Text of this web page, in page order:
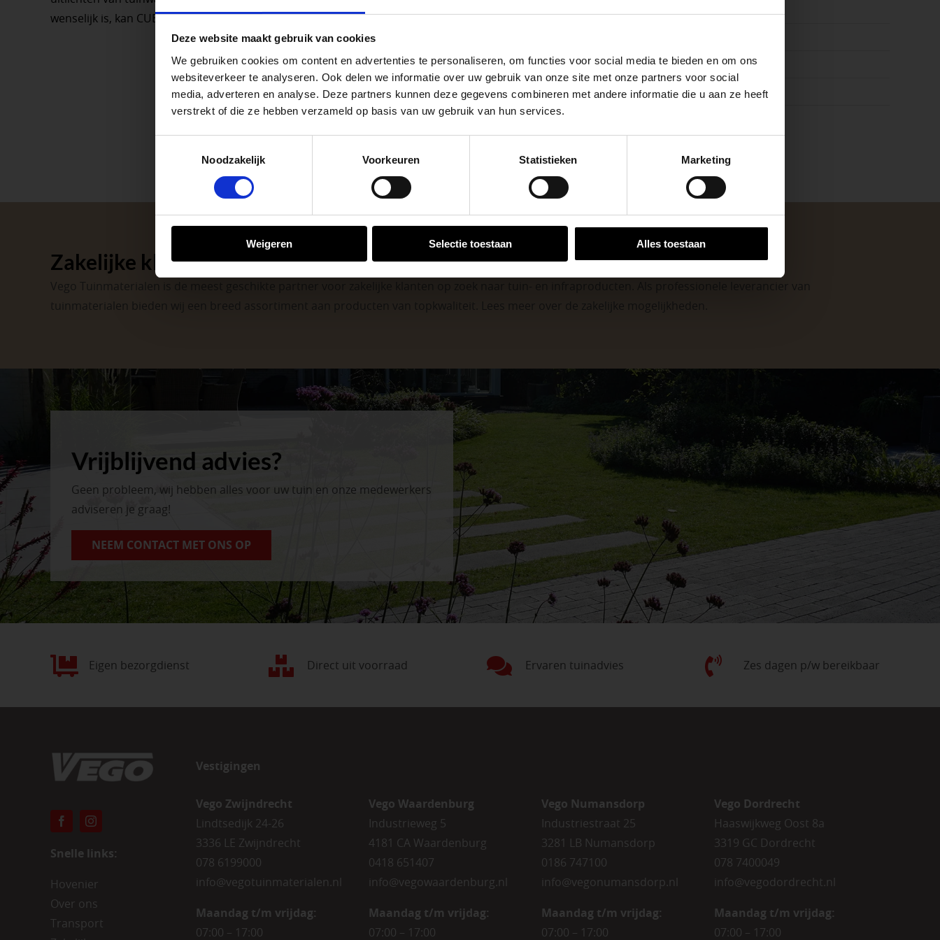
Deze website maakt gebruik van cookies
We gebruiken cookies om content en advertenties te personaliseren, om functies voor social media te bieden en om ons
websiteverkeer te analyseren. Ook delen we informatie over uw gebruik van onze site met onze partners voor social
media, adverteren en analyse. Deze partners kunnen deze gegevens combineren met andere informatie die u aan ze heeft
verstrekt of die ze hebben verzameld op basis van uw gebruik van hun services.
Noodzakelijk
Voorkeuren Statistieken Marketing
Weigeren Selectie toestaan Alles toestaan
wenselijk is, kan CUBID toegepast worden.
Stuks per eenheid 1
Kleuren – White
Eenheid
Zakelijke klant worden
Vego Tuinmaterialen is de meest geschikte partner voor zakelijke klanten op zoek naar tuin- en infraproducten. Als professionele leverancier van
tuinmaterialen bieden wij een breed assortiment aan producten van topkwaliteit. Lees meer over de
Vrijblijvend advies?
Geen probleem, wij hebben alles voor uw tuin en onze medewerkers
adviseren je graag!
NEEM CONTACT MET ONS OP
Eigen bezorgdienst Direct uit voorraad Ervaren tuinadvies Zes dagen p/w bereikbaar
Snelle links:
Hovenier
Over ons
Transport
Vestigingen
Vego Zwijndrecht
Lindtsedijk 24-26
3336 LE Zwijndrecht
078 6199000
info@vegotuinmaterialen.nl
Maandag t/m vrijdag:
07:00 – 17:00
Vego Waardenburg
Industrieweg 5
4181 CA Waardenburg
0418 651407
info@vegowaardenburg.nl
Maandag t/m vrijdag:
07:00 – 17:00
Vego Numansdorp
Industriestraat 25
3281 LB Numansdorp
0186 747100
info@vegonumansdorp.nl
Maandag t/m vrijdag:
07:00 – 17:00
Vego Dordrecht
Haaswijkweg Oost 8a
3319 GC Dordrecht
078 7400049
info@vegodordrecht.nl
Maandag t/m vrijdag:
07:00 – 17:00
op zaterdag. Bekijk de vestigingspagina voor de actuele openingstijden.
Afsluiting Papendrechtse Brug
Met vier vestigingen en inspirerende showtuinen helpen we je graag bij iedere stap van jouw
tuinproject.
BEKIJK ONZE VESTIGINGEN